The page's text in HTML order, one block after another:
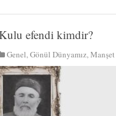
efendi kimdir?
Genel,Gönül Dünyamız,Manşet